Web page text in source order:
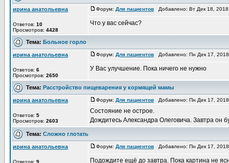
ирина анатольевна
Ответов: 10
Просмотров: 4428
Форум: Для пациентов Добавлено: Вт Дек 18,
Что у вас сейчас?
Тема: Больное горло
ирина анатольевна
Ответов: 6
Просмотров: 2650
Форум: Для пациентов Добавлено: Пн Дек 17,
У Вас улучшение. Пока ничего не нужно
Тема: Расстройство пищеварения у кормящей мамы
ирина анатольевна
Ответов: 5
Просмотров: 2603
Форум: Для пациентов Добавлено: Пн Дек 17,
Состояние не острое.
Дождитесь Александра Олеговича. Завтра он
Тема: Сложно глотать
ирина анатольевна
Ответов: 9
Форум: Для пациентов Добавлено: Пн Дек 17,
Подождите ещё до завтра. Пока картина не